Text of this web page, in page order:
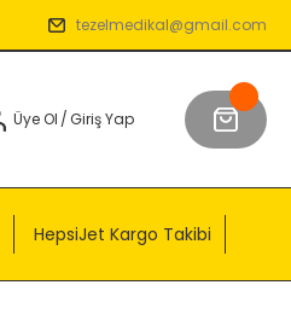
tezelmedikal@gmail.com
Üye Ol /Giriş Yap
HepsiJet Kargo Takibi